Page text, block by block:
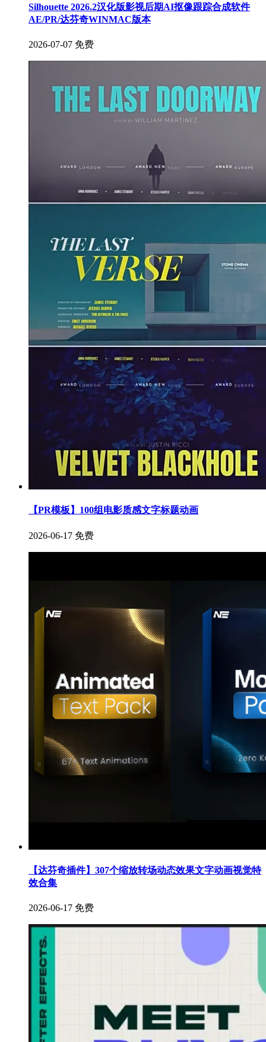
Silhouette 2026.2汉化版影视后期AI抠像跟踪合成软件
AE/PR/达芬奇WINMAC版本
2026-07-07 免费
【PR模板】100组电影质感文字标题动画
2026-06-17 免费
【达芬奇插件】307个缩放转场动态效果文字动画视觉特
效合集
2026-06-17 免费